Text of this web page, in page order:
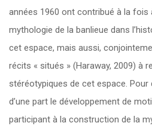
années 1960 ont contribué à la fois
mythologie de la banlieue dans
cet espace, mais aussi,
récits « situés » (Haraway, 2009) à
stéréotypiques de cet espace.
d’une part le développement de
participant à la construction de la